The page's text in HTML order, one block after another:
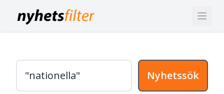
Nyhetssök